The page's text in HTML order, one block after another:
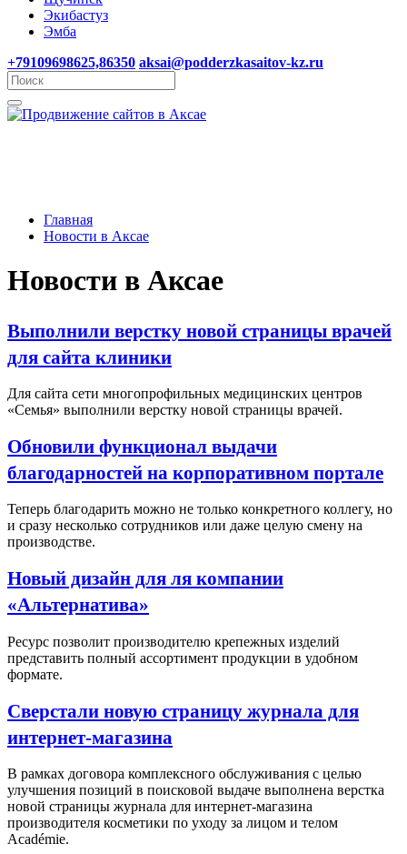
Экибастуз
Эмба
+79109698625,86350 aksai@podderzkasaitov-kz.ru
Главная
Новости в Аксае
Новости в Аксае
Выполнили верстку новой страницы врачей
для сайта клиники
Для сайта сети многопрофильных медицинских центров
«Семья» выполнили верстку новой страницы врачей.
Обновили функционал выдачи
благодарностей на корпоративном портале
Теперь благодарить можно не только конкретного коллегу, но
и сразу несколько сотрудников или даже целую смену на
производстве.
Новый дизайн для ля компании
«Альтернатива»
Ресурс позволит производителю крепежных изделий
представить полный ассортимент продукции в удобном
формате.
Сверстали новую страницу журнала для
интернет-магазина
В рамках договора комплексного обслуживания с целью
улучшения позиций в поисковой выдаче выполнена верстка
новой страницы журнала для интернет-магазина
производителя косметики по уходу за лицом и телом
Académie.